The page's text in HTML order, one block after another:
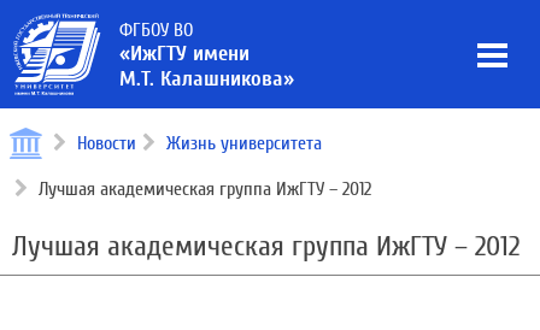
ФГБОУ ВО
«ИжГТУ имени
М.Т. Калашникова»
Новости Жизнь университета
Лучшая академическая группа ИжГТУ – 2012
Лучшая академическая группа ИжГТУ – 2012